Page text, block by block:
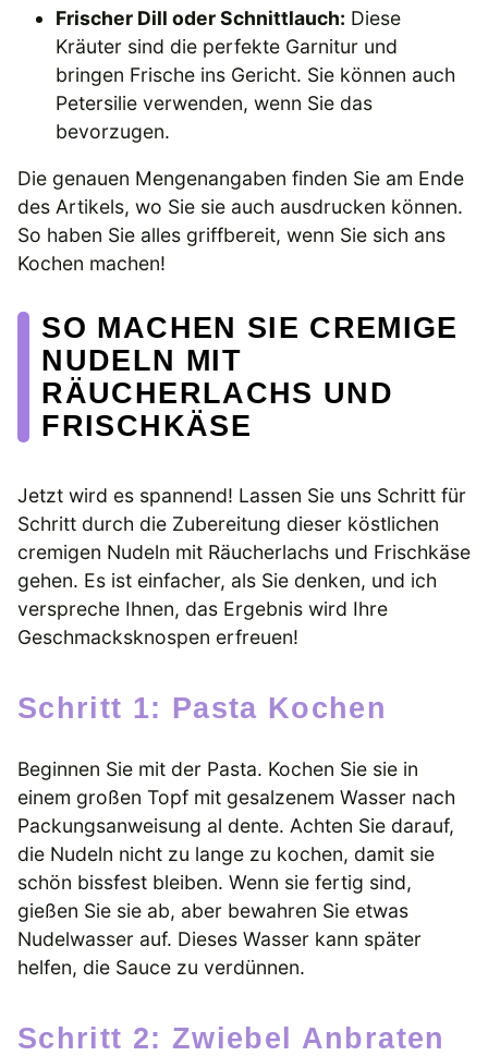
Frischer Dill oder Schnittlauch: Diese
Kräuter sind die perfekte Garnitur und
bringen Frische ins Gericht. Sie können auch
Petersilie verwenden, wenn Sie das
bevorzugen.
Die genauen Mengenangaben finden Sie am Ende
des Artikels, wo Sie sie auch ausdrucken können.
So haben Sie alles griffbereit, wenn Sie sich ans
Kochen machen!
SO MACHEN SIE CREMIGE
NUDELN MIT
RÄUCHERLACHS UND
FRISCHKÄSE
Jetzt wird es spannend! Lassen Sie uns Schritt für
Schritt durch die Zubereitung dieser köstlichen
cremigen Nudeln mit Räucherlachs und Frischkäse
gehen. Es ist einfacher, als Sie denken, und ich
verspreche Ihnen, das Ergebnis wird Ihre
Geschmacksknospen erfreuen!
Schritt 1: Pasta Kochen
Beginnen Sie mit der Pasta. Kochen Sie sie in
einem großen Topf mit gesalzenem Wasser nach
Packungsanweisung al dente. Achten Sie darauf,
die Nudeln nicht zu lange zu kochen, damit sie
schön bissfest bleiben. Wenn sie fertig sind,
gießen Sie sie ab, aber bewahren Sie etwas
Nudelwasser auf. Dieses Wasser kann später
helfen, die Sauce zu verdünnen.
Schritt 2: Zwiebel Anbraten